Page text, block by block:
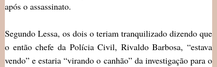
após o assassinato.
Segundo Lessa, os dois o teriam tranquilizado dizendo que
o então chefe da Polícia Civil, Rivaldo Barbosa, “estava
vendo” e estaria “virando o canhão” da investigação para o